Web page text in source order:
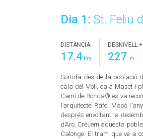
Dia 1: St. Feliu
DISTÀNCIA
17.4 Km
DESNIVELL +
227 m
Sortida des de la població
cala del Molí, cala Maset i
Camí de Ronda® es va
l’arquitecte Rafel Masó
després envoltant la
d’Aro. Creuem aquesta
Calonge. El tram que ve a